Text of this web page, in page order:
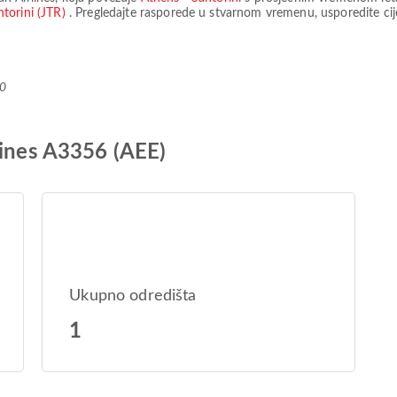
(JTR) . Pregledajte rasporede u stvarnom vremenu, usporedite
A3356 (AEE)
Ukupno odredišta
1